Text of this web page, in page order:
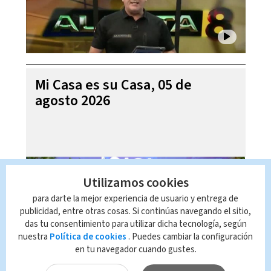
Mi Casa es su Casa, 05 de
agosto 2026
Utilizamos cookies
para darte la mejor experiencia de usuario y entrega de
publicidad, entre otras cosas. Si continúas navegando el sitio,
das tu consentimiento para utilizar dicha tecnología, según
nuestra Política de cookies . Puedes cambiar la configuración
en tu navegador cuando gustes.